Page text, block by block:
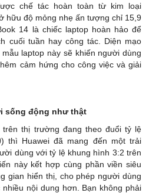
chế tác hoàn toàn từ kim loại
hữu độ mỏng nhẹ ấn tượng chỉ 15,9
14 là chiếc laptop hoàn hảo để
cuối tuần hay công tác. Diện mạo
laptop này sẽ khiến người dùng
cảm hứng cho công việc và giải
sống động như thật
trên thị trường đang theo đuổi tỷ lệ
thì Huawei đã mang đến một trải
dùng với tỷ lệ khung hình 3:2 trên
này kết hợp cùng phần viền siêu
gian hiển thị, cho phép người dùng
nội dung hơn. Bạn không phải